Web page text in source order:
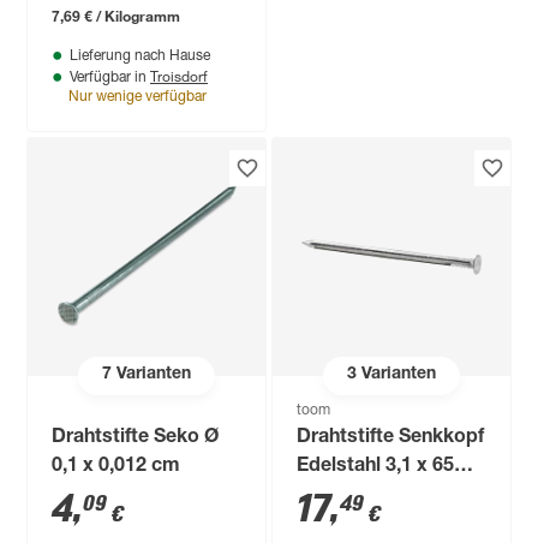
7,69 € / Kilogramm
Lieferung nach Hause
Verfügbar in Troisdorf
Nur wenige verfügbar
7 Varianten
Drahtstifte Seko Ø
0,1 x 0,012 cm
4,09 €
3Varianten
toom
Drahtstifte Senkkopf
Edelstahl 3,1 x 65
mm
17,49 €